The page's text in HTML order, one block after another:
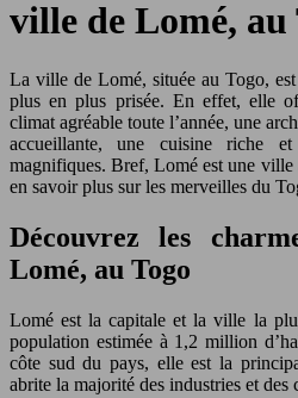
ville de Lomé, au
La ville de Lomé, située au Togo,
plus en plus prisée. En effet, elle
climat agréable toute l’année, une
accueillante, une cuisine riche
magnifiques. Bref, Lomé est une
en savoir plus sur les merveilles du
Découvrez les
Lomé, au Togo
Lomé est la capitale et la ville la
population estimée à 1,2 million
côte sud du pays, elle est la
abrite la majorité des industries et des